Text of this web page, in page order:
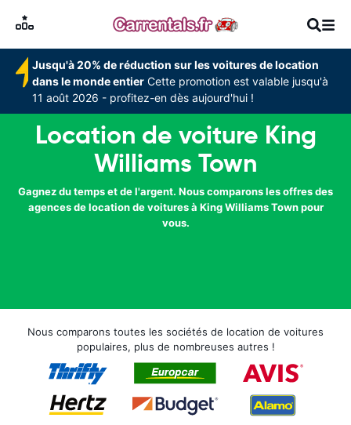
Jusqu'à 20% de réduction sur les voitures de location
dans le monde entier Cette promotion est valable jusqu'à
11 août 2026 - profitez-en dès aujourd'hui !
Location de voiture King
Williams Town
Gagnez du temps et de l'argent. Nous comparons les offres des
agences de location de voitures à King Williams Town pour
vous.
Nous comparons toutes les sociétés de location de voitures
populaires, plus de nombreuses autres !